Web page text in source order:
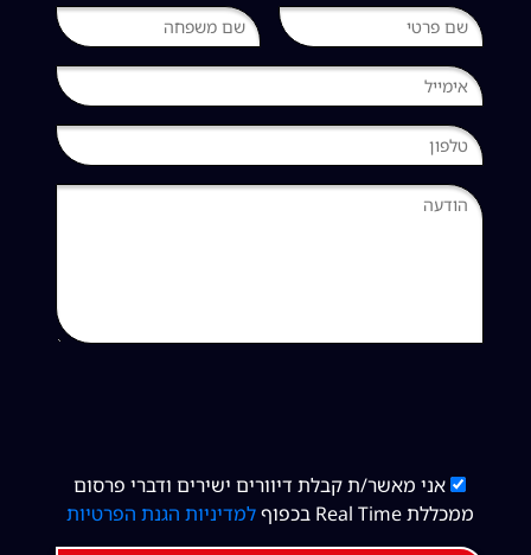
אני מאשר/ת קבלת דיוורים ישירים ודברי פרסום
ממכללת Real Time בכפוף
למדיניות הגנת הפרטיות